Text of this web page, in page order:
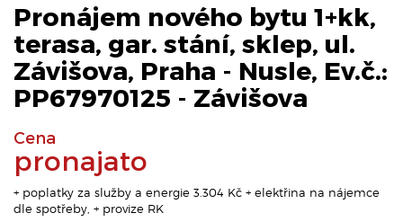
Pronájem nového bytu 1+kk,
terasa, gar. stání, sklep, ul.
Závišova, Praha - Nusle, Ev.č.:
PP67970125 - Závišova
Cena
pronajato
+ poplatky za služby a energie 3.304 Kč + elektřina na nájemce
dle spotřeby, + provize RK